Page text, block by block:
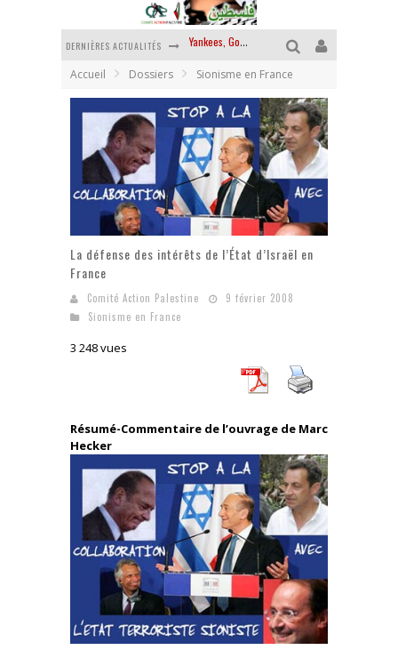
DERNIÈRES ACTUALITÉS Chantage terroriste
La révolution ou rien
Des accords de paix sans le peuple et contre le peuple
La guerre sioniste, la guerre démographique
La banalité du mal colonial
Yankees, Go home !
Accueil Dossiers Sionisme en France
La défense des intérêts de l’État d’Israël en
France
Comité Action Palestine
9 février 2008
Sionisme en France
3 248 vues
Résumé-Commentaire de l’ouvrage de Marc
Hecker